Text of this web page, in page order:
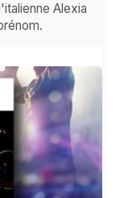
Alexia